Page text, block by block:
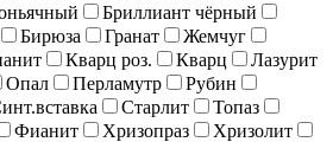
Бриллиант чёрный
Бирюза Гранат
Жемчуг
Кварц роз. Кварц
Лазурит
Опал Перламутр
Рубин
Старлит
Топаз
Фианит Хризопраз
Хризолит